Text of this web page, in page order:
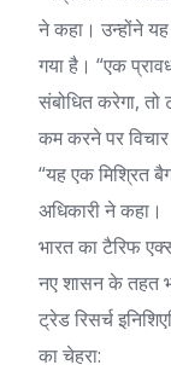
ने कहा। उन्होंने यह
गया है। “एक
संबोधित करेगा, तो
कम करने पर
“यह एक मिश्रित
अधिकारी ने कहा।
भारत का टैरिफ
नए शासन के तहत
ट्रेड रिसर्च
का चेहरा: